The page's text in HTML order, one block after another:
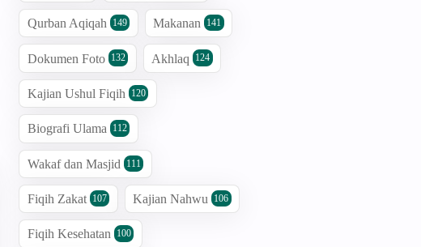
Qurban Aqiqah 149 Makanan 141
Dokumen Foto 132 Akhlaq 124
Kajian Ushul Fiqih 120
Biografi Ulama 112
Wakaf dan Masjid 111
Fiqih Zakat 107 Kajian Nahwu 106
Fiqih Kesehatan 100